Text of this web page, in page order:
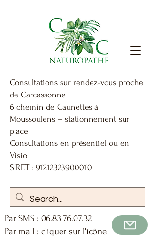
Par SMS : 06.83.76.07.32
Par mail : cliquer sur l'icône
Consultations sur rendez-vous proche
de Carcassonne
6 chemin de Caunettes à
Moussoulens – stationnement sur
place
Consultations en présentiel ou en
Visio
SIRET : 91212323900010